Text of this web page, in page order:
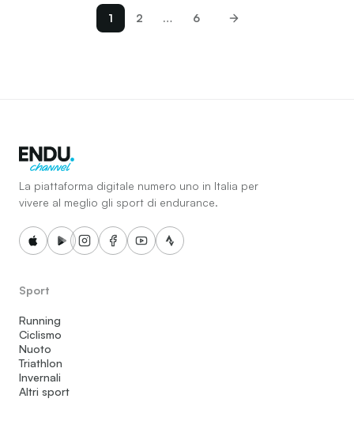
1 2 … 6
La piattaforma digitale numero uno in Italia per
vivere al meglio gli sport di endurance.
Sport
Running
Ciclismo
Nuoto
Triathlon
Invernali
Altri sport